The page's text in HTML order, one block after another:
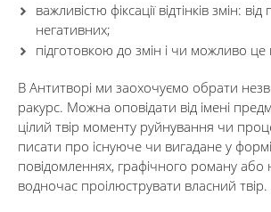
важливістю фіксації відтінків змін:
негативних;
підготовкою до змін і чи можливо це
В Антитворі ми заохочуємо обрати
ракурс. Можна оповідати від імені
цілий твір моменту руйнування чи
писати про існуюче чи вигадане у
повідомленнях, графічного роману або
водночас проілюструвати власний твір.